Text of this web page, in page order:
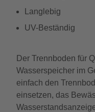
Langlebig
UV-Beständig
Der Trennboden für
Wasserspeicher im
einfach den
einsetzen, das